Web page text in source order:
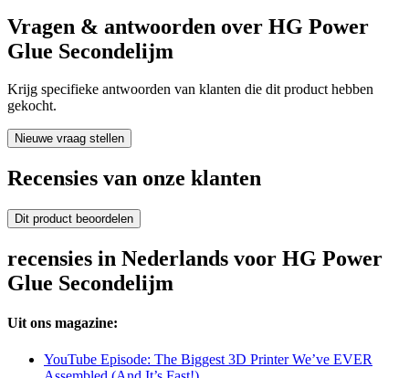
Vragen & antwoorden over HG Power
Glue Secondelijm
Krijg specifieke antwoorden van klanten die dit product hebben
gekocht.
Nieuwe vraag stellen
Recensies van onze klanten
Dit product beoordelen
recensies in Nederlands voor HG Power
Glue Secondelijm
Uit ons magazine:
YouTube Episode: The Biggest 3D Printer We’ve EVER